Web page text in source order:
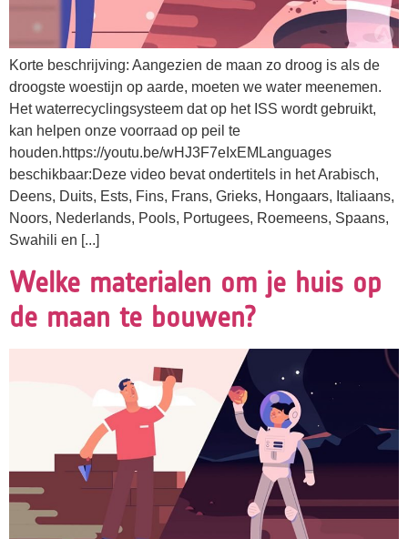
Korte beschrijving: Aangezien de maan zo droog is als de
droogste woestijn op aarde, moeten we water meenemen.
Het waterrecyclingsysteem dat op het ISS wordt gebruikt,
kan helpen onze voorraad op peil te
houden.https://youtu.be/wHJ3F7eIxEMLanguages
beschikbaar:Deze video bevat ondertitels in het Arabisch,
Deens, Duits, Ests, Fins, Frans, Grieks, Hongaars, Italiaans,
Noors, Nederlands, Pools, Portugees, Roemeens, Spaans,
Swahili en [...]
Welke materialen om je huis op
de maan te bouwen?